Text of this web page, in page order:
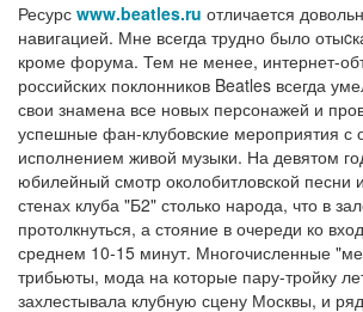
Ресурс www.beatles.ru отличается
навигацией. Мне всегда трудно было
кроме форума. Тем не менее, интернет-
российских поклонников Beatles всегда
свои знамена все новых персонажей и
успешные фан-клубовские мероприятия с
исполнением живой музыки. На девятом
юбилейный смотр околобитловской песни
стенах клуба "Б2" столько народа, что в
протолкнуться, а стояние в очереди ко
среднем 10-15 минут. Многочисленные
трибьюты, мода на которые пару-тройку
захлестывала клубную сцену Москвы, и